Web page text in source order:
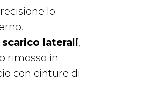
lo
laterali,
rimosso in
con cinture di